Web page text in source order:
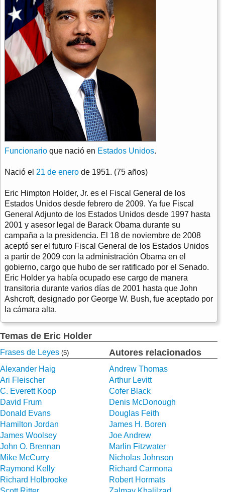
Funcionario que nació en Estados Unidos.
Nació el 21 de enero de 1951. (75 años)
Eric Himpton Holder, Jr. es el Fiscal General de los
Estados Unidos desde febrero de 2009. Ya fue Fiscal
General Adjunto de los Estados Unidos desde 1997 hasta
2001 y asesor legal de Barack Obama durante su
campaña a la presidencia. El 18 de noviembre de 2008
aceptó ser el futuro Fiscal General de los Estados Unidos
a partir de 2009 con la administración Obama en el
gobierno, cargo que hubo de ser ratificado por el Senado.
Eric Holder ya había ocupado ese cargo de manera
transitoria durante varios días de 2001 hasta que John
Ashcroft, designado por George W. Bush, fue aceptado por
la cámara alta.
Temas de Eric Holder
Frases de Leyes (5) Autores relacionados
Alexander Haig
Andrew Thomas
Ari Fleischer
Arthur Levitt
C. Everett Koop
Cofer Black
David Frum
Denis McDonough
Donald Evans
Douglas Feith
Hamilton Jordan
James H. Boren
James Woolsey
Joe Andrew
John O. Brennan
Marlin Fitzwater
Mike McCurry
Nicholas Johnson
Raymond Kelly
Richard Carmona
Richard Holbrooke
Robert Hormats